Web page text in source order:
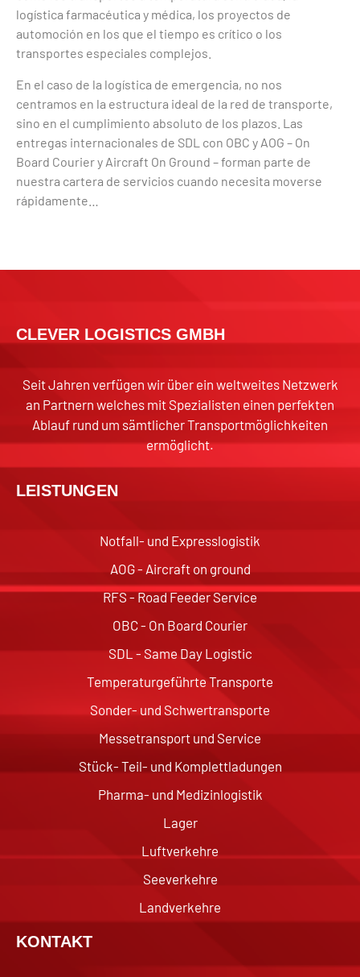
logística farmacéutica y médica, los proyectos de
automoción en los que el tiempo es crítico o los
transportes especiales complejos.
En el caso de la logística de emergencia, no nos
centramos en la estructura ideal de la red de transporte,
sino en el cumplimiento absoluto de los plazos. Las
entregas internacionales de SDL con OBC y AOG – On
Board Courier y Aircraft On Ground – forman parte de
nuestra cartera de servicios cuando necesita moverse
rápidamente…
CLEVER LOGISTICS GMBH
Seit Jahren verfügen wir über ein weltweites Netzwerk
an Partnern welches mit Spezialisten einen perfekten
Ablauf rund um sämtlicher Transportmöglichkeiten
ermöglicht.
LEISTUNGEN
Notfall- und Expresslogistik
AOG - Aircraft on ground
RFS - Road Feeder Service
OBC - On Board Courier
SDL - Same Day Logistic
Temperaturgeführte Transporte
Sonder- und Schwertransporte
Messetransport und Service
Stück- Teil- und Komplettladungen
Pharma- und Medizinlogistik
Lager
Luftverkehre
Seeverkehre
Landverkehre
KONTAKT